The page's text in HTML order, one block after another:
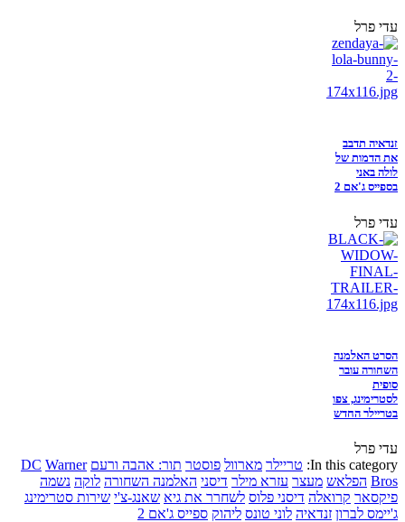
עדי פרל
זנדאיה תדבב
את הדמות של
לולה באני
בספייס ג'אם 2
עדי פרל
הסרט האלמנה
השחורה עובר
סופית
לסטרימינג, צפו
בטריילר החדש
עדי פרל
In this category: טריילר מארוול פוסטר תור: אהבה ורעם DC Warner
Bros הפלאש מעצר עזרא מילר דיסני האלמנה השחורה לוקה נשמה
פיקסאר קרואלה דיסני פלוס לשחרר את גיא שאנג-צ'י שירות סטרימינג
ג'יימס לברון זנדאיה לוני טונס ליהוק ספייס ג'אם 2